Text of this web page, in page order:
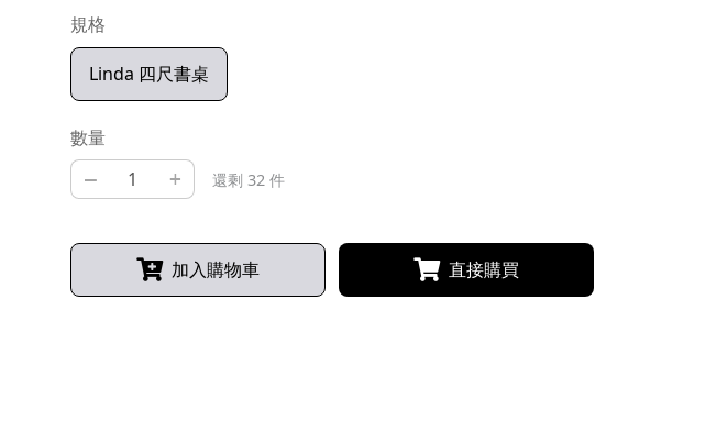
規格
Linda 四尺書桌
數量
– + 還剩 32 件
加入購物車 直接購買